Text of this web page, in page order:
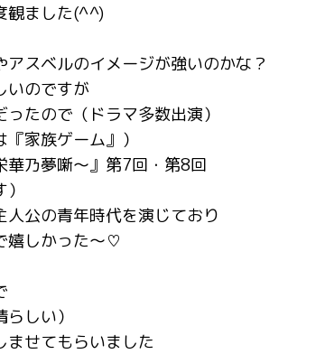
観ました(^^)
スベルのイメージが強いのかな？
いのですが
たので（ドラマ多数出演）
家族ゲーム』）
華乃夢噺〜』第7回・第8回
公の青年時代を演じており
嬉しかった～♡
しい）
せてもらいました